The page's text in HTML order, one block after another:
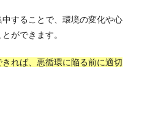
することで、環境の変化や心
ができます。
れば、悪循環に陥る前に適切